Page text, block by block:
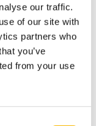
our traffic.
of our site with
partners who
you’ve
from your use
in
om elk één
regionaal
Bij het